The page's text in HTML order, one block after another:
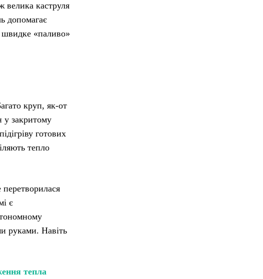
велика каструля
допомагає
«паливо»
круп, як-от
у закритому
готових
тепло
є
руками. Навіть
тепла